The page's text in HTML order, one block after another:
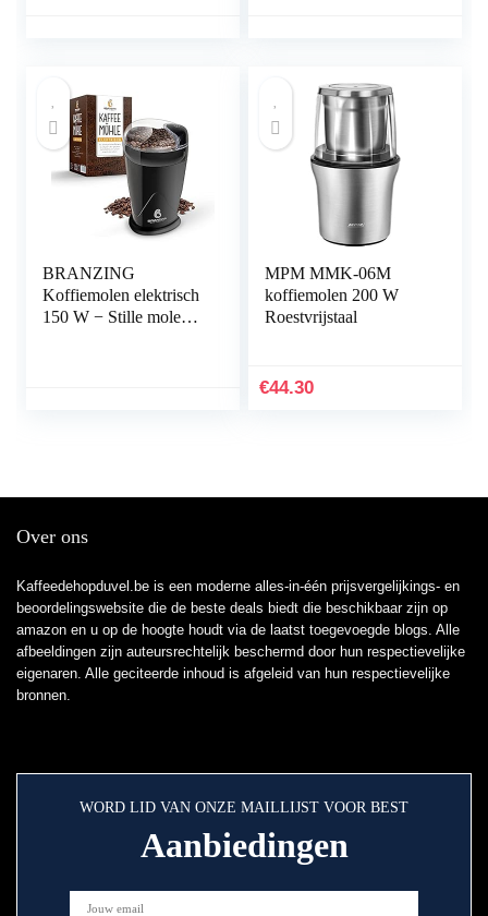
BRANZING
Koffiemolen elektrisch
150 W − Stille molen
MPM MMK-06M
koffiemolen 200 W
Roestvrijstaal
€44.30
Over ons
Kaffeedehopduvel.be is een moderne alles-in-één prijsvergelijkings- en
beoordelingswebsite die de beste deals biedt die beschikbaar zijn op
amazon en u op de hoogte houdt via de laatst toegevoegde blogs. Alle
afbeeldingen zijn auteursrechtelijk beschermd door hun respectievelijke
eigenaren. Alle geciteerde inhoud is afgeleid van hun respectievelijke
bronnen.
WORD LID VAN ONZE MAILLIJST VOOR BEST
Aanbiedingen